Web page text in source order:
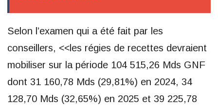
Selon l’examen qui a été fait par les
conseillers, <<les régies de recettes devraient
mobiliser sur la période 104 515,26 Mds GNF
dont 31 160,78 Mds (29,81%) en 2024, 34
128,70 Mds (32,65%) en 2025 et 39 225,78